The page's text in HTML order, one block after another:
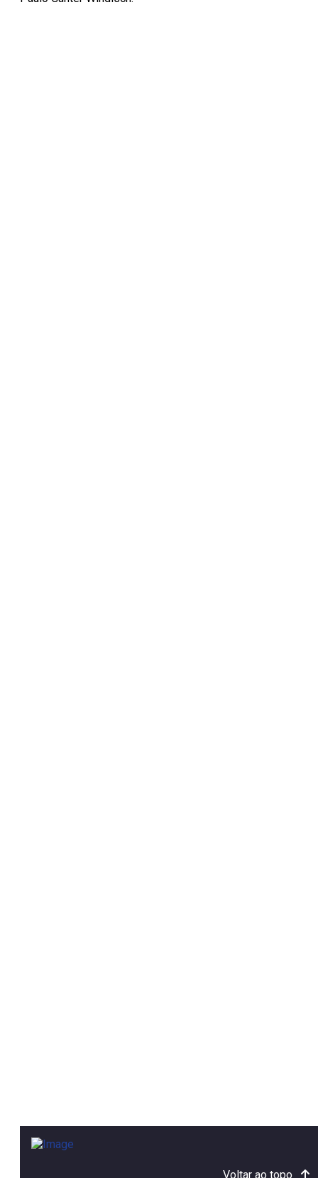
Voltar ao topo